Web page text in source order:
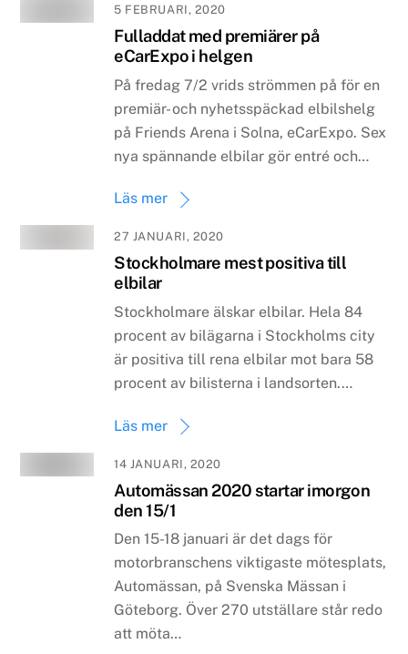
5 FEBRUARI, 2020
Fulladdat med premiärer på
eCarExpo i helgen
På fredag 7/2 vrids strömmen på för en
premiär- och nyhetsspäckad elbilshelg
på Friends Arena i Solna, eCarExpo. Sex
nya spännande elbilar gör entré och…
Läs mer
27 JANUARI, 2020
Stockholmare mest positiva till
elbilar
Stockholmare älskar elbilar. Hela 84
procent av bilägarna i Stockholms city
är positiva till rena elbilar mot bara 58
procent av bilisterna i landsorten.…
Läs mer
14 JANUARI, 2020
Automässan 2020 startar imorgon
den 15/1
Den 15-18 januari är det dags för
motorbranschens viktigaste mötesplats,
Automässan, på Svenska Mässan i
Göteborg. Över 270 utställare står redo
att möta…